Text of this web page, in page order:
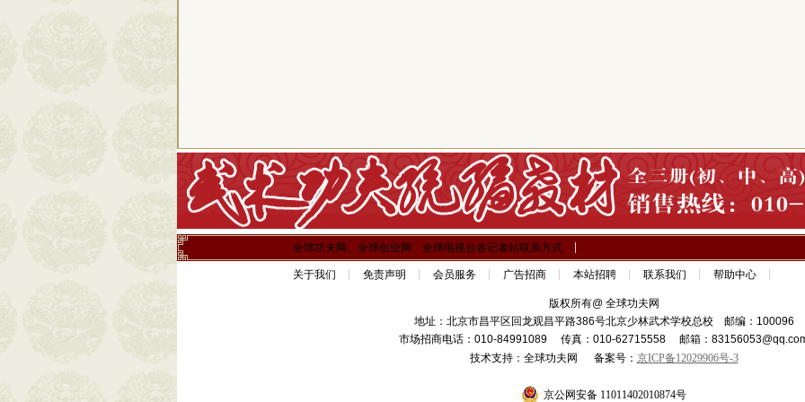
全球功夫网、全球创业网、全球电视台各记者站联系方式
关于我们 免责声明 会员服务 广告招商 本站招聘 联系我们 帮助中心
版权所有@ 全球功夫网
地址：北京市昌平区回龙观昌平路386号北京少林武术学校总校 邮编：100096
市场招商电话：010-84991089 传真：010-62715558 邮箱：
技术支持：全球功夫网 备案号： 京ICP备12029906号-3
京公网安备 11011402010874号